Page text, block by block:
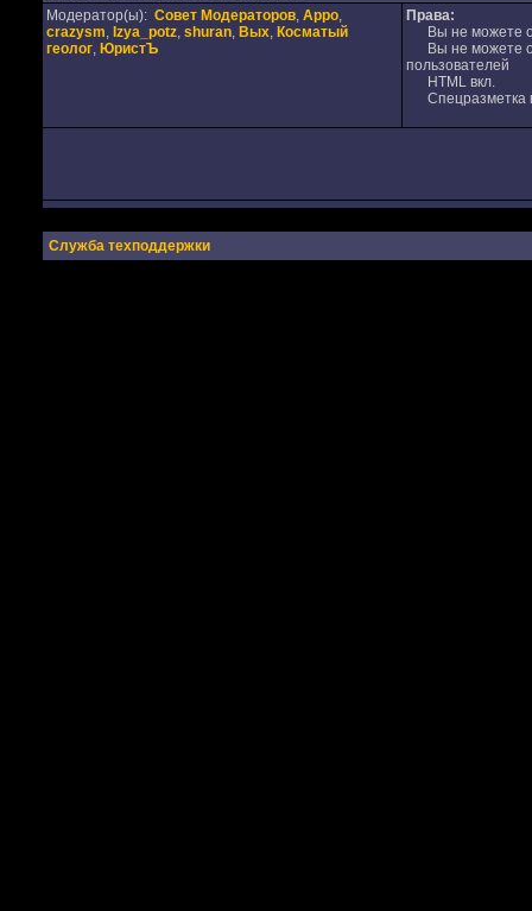
Модератор(ы): Совет Модераторов, Appo,
crazysm, Izya_potz, shuran, Вых, Косматый
геолог, ЮристЪ
Права:
Вы не можете
Вы не можете
пользователей
HTML вкл.
Спецразметка
Служба техподдержки